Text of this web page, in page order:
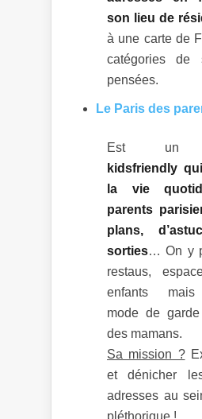
son lieu de
à une carte de
catégories de
pensées.
Le Paris des
Est
kidsfriendly
la vie
parents
plans,
sorties… On y
restaus,
enfants mais
mode de
des mamans.
Sa mission ?
et dénicher
adresses au
pléthorique !